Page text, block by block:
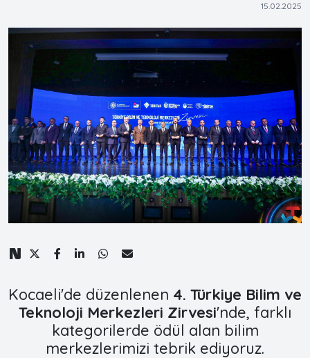
15.02.2025
Kocaeli'de düzenlenen 4. Türkiye Bilim ve
Teknoloji Merkezleri Zirvesi'nde, farklı
kategorilerde ödül alan bilim
merkezlerimizi tebrik ediyoruz.